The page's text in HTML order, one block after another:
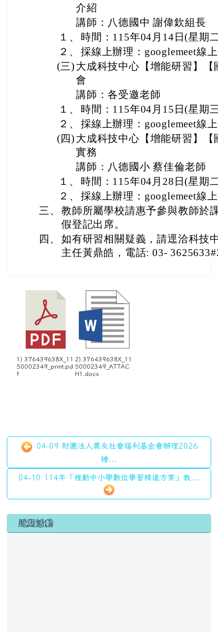
介紹
講師：八德國中 謝偉欽組長
１、
時間：115年04月14日(星期
２、 採線上辦理：googlemeet線
(三) 大成科技中心【增能研習】
會
講師：各受邀老師
１、
時間：115年04月15日(星期
２、 採線上辦理：googlemeet線
(四) 大成科技中心【增能研習】
實務
講師：八德國小 蔡佳倫老師
１、
時間：115年04月28日(星期
２、 採線上辦理：googlemeet線
三、 教師所屬學校請惠予參與教師於
假登記出席。
四、 如有研習相關疑義，請逕洽科技
主任黃鼎皓，電話: 03-
1) 376439638X_11
50002349_print.pd
f
2) 376439638X_11
50002349_ATTAC
H1.docx
04-09 財團法人農友社會福利基金會辦理2026
繪...
04-10 114年「推動中小學數位學習精進方案」教...
左邊區域內容
近期活動